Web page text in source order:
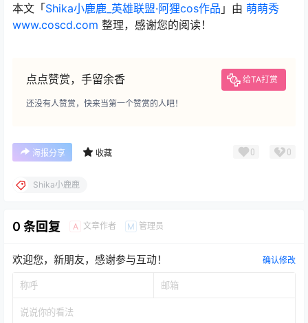
本文「Shika小鹿鹿_英雄联盟·阿狸cos作品 」由 萌萌秀
www.coscd.com 整理，感谢您的阅读！
点点赞赏，手留余香 给TA打赏
还没有人赞赏，快来当第一个赞赏的人吧！
海报分享 收藏 0 0
Shika小鹿鹿
0 条回复 A 文章作者 M 管理员
欢迎您，新朋友，感谢参与互动！ 确认修改